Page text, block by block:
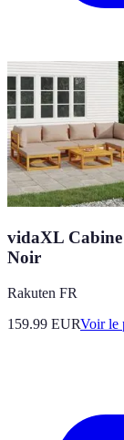
vidaXL Cabine
Noir
Rakuten FR
159.99 EURVoir le